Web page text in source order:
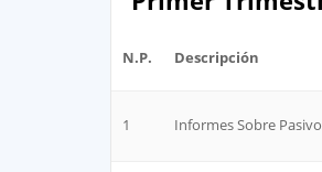
N.P. Descripción
1 Informes Sobre